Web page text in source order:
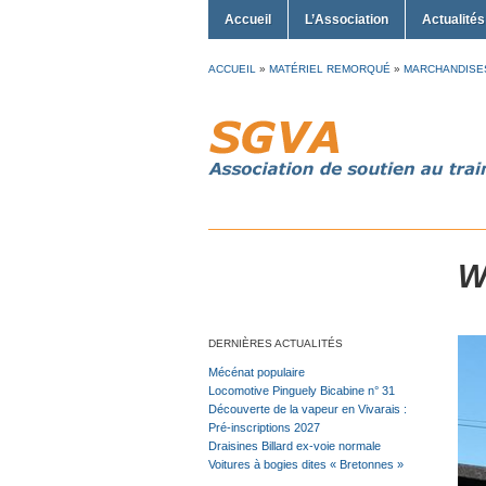
Accueil L’Association Actualités
ACCUEIL » MATÉRIEL REMORQUÉ »
DERNIÈRES ACTUALITÉS
Mécénat populaire
Locomotive Pinguely Bicabine n° 31
Découverte de la vapeur en Vivarais :
Pré-inscriptions 2027
Draisines Billard ex-voie normale
Voitures à bogies dites « Bretonnes »